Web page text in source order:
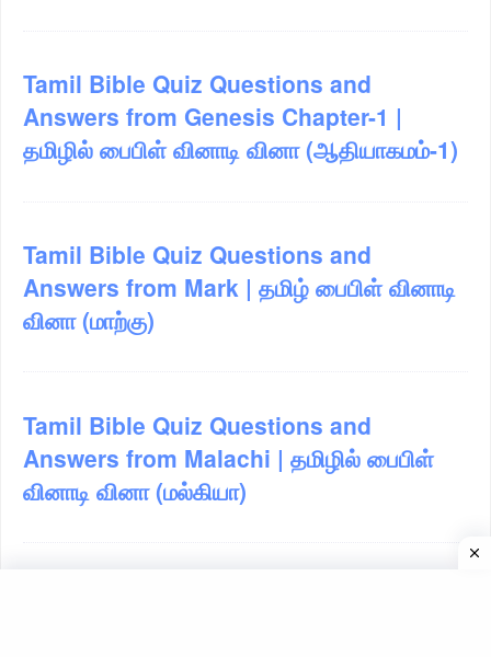
Tamil Bible Quiz Questions and
Answers from Genesis Chapter-1 |
தமிழில் பைபிள் வினாடி வினா (ஆதியாகமம்-1)
Tamil Bible Quiz Questions and
Answers from Mark | தமிழ் பைபிள் வினாடி
வினா (மாற்கு)
Tamil Bible Quiz Questions and
Answers from Malachi | தமிழில் பைபிள்
வினாடி வினா (மல்கியா)